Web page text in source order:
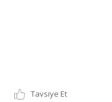
Tavsiye Et